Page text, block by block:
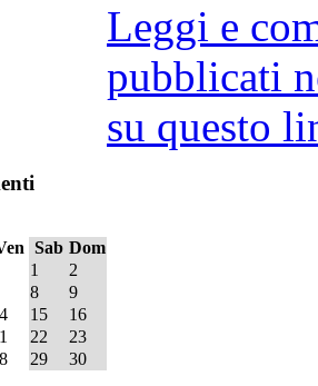
Leggi e
pubblicati
su questo
Sab Dom
1
2
8
9
15
16
22
23
29
30